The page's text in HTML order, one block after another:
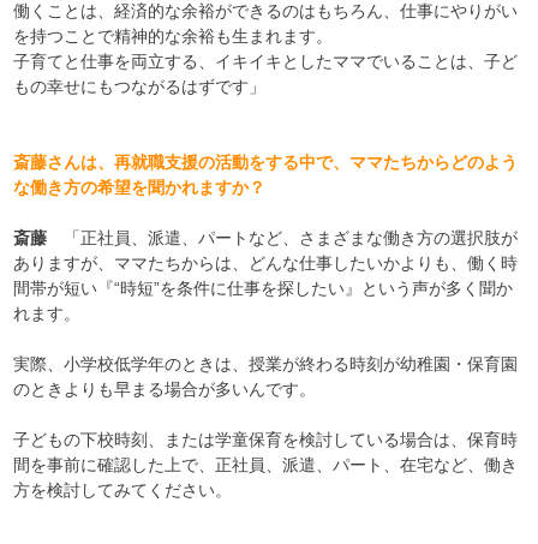
働くことは、経済的な余裕ができるのはもちろん、仕事にやりがい
を持つことで精神的な余裕も生まれます。
子育てと仕事を両立する、イキイキとしたママでいることは、子ど
もの幸せにもつながるはずです」
斎藤さんは、再就職支援の活動をする中で、ママたちからどのよう
な働き方の希望を聞かれますか？
斎藤
「正社員、派遣、パートなど、さまざまな働き方の選択肢が
ありますが、ママたちからは、どんな仕事したいかよりも、働く時
間帯が短い『“時短”を条件に仕事を探したい』という声が多く聞か
れます。
実際、小学校低学年のときは、授業が終わる時刻が幼稚園・保育園
のときよりも早まる場合が多いんです。
子どもの下校時刻、または学童保育を検討している場合は、保育時
間を事前に確認した上で、正社員、派遣、パート、在宅など、働き
方を検討してみてください。